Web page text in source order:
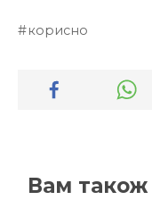
корисно
Вам